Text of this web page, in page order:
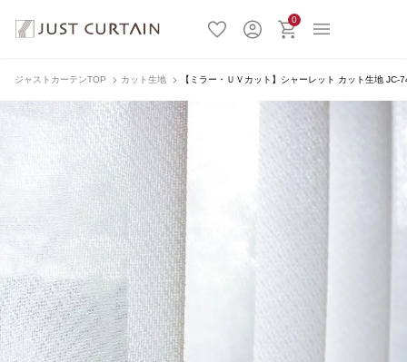
0
ジャストカーテンTOP カット生地 【ミラー・ＵＶカット】シャーレット カット生地 JC-